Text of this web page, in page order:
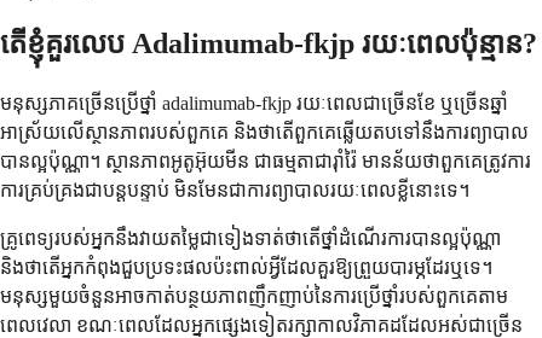
តើខ្ញុំគួរលេប Adalimumab-fkjp រយៈពេលប៉ុន្មាន?
មនុស្សភាគច្រើនប្រើថ្នាំ adalimumab-fkjp រយៈពេលជាច្រើនខែ ឬច្រើនឆ្នាំ
អាស្រ័យលើស្ថានភាពរបស់ពួកគេ និងថាតើពួកគេឆ្លើយតបទៅនឹងការព្យាបាល
បានល្អប៉ុណ្ណា។ ស្ថានភាពអូតូអ៊ុយមីន ជាធម្មតាជារ៉ាំរ៉ៃ មានន័យថាពួកគេត្រូវការ
ការគ្រប់គ្រងជាបន្តបន្ទាប់ មិនមែនជាការព្យាបាលរយៈពេលខ្លីនោះទេ។
គ្រូពេទ្យរបស់អ្នកនឹងវាយតម្លៃជាទៀងទាត់ថាតើថ្នាំដំណើរការបានល្អប៉ុណ្ណា
និងថាតើអ្នកកំពុងជួបប្រទះផលប៉ះពាល់អ្វីដែលគួរឱ្យព្រួយបារម្ភដែរឬទេ។
មនុស្សមួយចំនួនអាចកាត់បន្ថយភាពញឹកញាប់នៃការប្រើថ្នាំរបស់ពួកគេតាម
ពេលវេលា ខណៈពេលដែលអ្នកផ្សេងទៀតរក្សាកាលវិភាគដដែលអស់ជាច្រើន